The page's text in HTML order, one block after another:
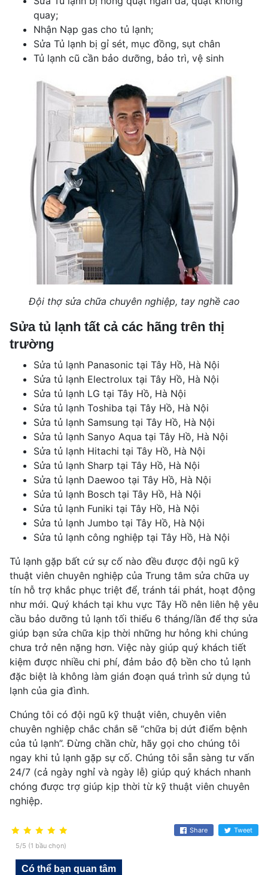
quay;
Nhận Nạp gas cho tủ lạnh;
Sửa Tủ lạnh bị gỉ sét, mục đồng, sụt chân
Tủ lạnh cũ cần bảo dưỡng, bảo trì, vệ sinh
Đội thợ sửa chữa chuyên nghiệp, tay nghề cao
Sửa tủ lạnh tất cả các hãng trên thị
trường
Sửa tủ lạnh Panasonic tại Tây Hồ, Hà Nội
Sửa tủ lạnh Electrolux tại Tây Hồ, Hà Nội
Sửa tủ lạnh LG tại Tây Hồ, Hà Nội
Sửa tủ lạnh Toshiba tại Tây Hồ, Hà Nội
Sửa tủ lạnh Samsung tại Tây Hồ, Hà Nội
Sửa tủ lạnh Sanyo Aqua tại Tây Hồ, Hà Nội
Sửa tủ lạnh Hitachi tại Tây Hồ, Hà Nội
Sửa tủ lạnh Sharp tại Tây Hồ, Hà Nội
Sửa tủ lạnh Daewoo tại Tây Hồ, Hà Nội
Sửa tủ lạnh Bosch tại Tây Hồ, Hà Nội
Sửa tủ lạnh Funiki tại Tây Hồ, Hà Nội
Sửa tủ lạnh Jumbo tại Tây Hồ, Hà Nội
Sửa tủ lạnh công nghiệp tại Tây Hồ, Hà Nội
Tủ lạnh gặp bất cứ sự cố nào đều được đội ngũ kỹ
thuật viên chuyên nghiệp của Trung tâm sửa chữa uy
tín hỗ trợ khắc phục triệt để, tránh tái phát, hoạt động
như mới. Quý khách tại khu vực Tây Hồ nên liên hệ yêu
cầu bảo dưỡng tủ lạnh tối thiểu 6 tháng/lần để thợ sửa
giúp bạn sửa chữa kịp thời những hư hỏng khi chúng
chưa trở nên nặng hơn. Việc này giúp quý khách tiết
kiệm được nhiều chi phí, đảm bảo độ bền cho tủ lạnh
đặc biệt là không làm gián đoạn quá trình sử dụng tủ
lạnh của gia đình.
Chúng tôi có đội ngũ kỹ thuật viên, chuyên viên
chuyên nghiệp chắc chắn sẽ “chữa bị dứt điểm bệnh
của tủ lạnh”. Đừng chần chừ, hãy gọi cho chúng tôi
ngay khi tủ lạnh gặp sự cố. Chúng tôi sẵn sàng tư vấn
24/7 (cả ngày nghỉ và ngày lễ) giúp quý khách nhanh
chóng được trợ giúp kịp thời từ kỹ thuật viên chuyên
nghiệp.
5/5 (1 bầu chọn)
Share Tweet
Có thể bạn quan tâm